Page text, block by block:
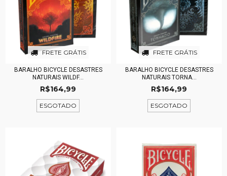
FRETE GRÁTIS
BARALHO BICYCLE DESASTRES
NATURAIS WILDF...
R$164,99
ESGOTADO
FRETE GRÁTIS
BARALHO BICYCLE DESASTRES
NATURAIS TORNA...
R$164,99
ESGOTADO